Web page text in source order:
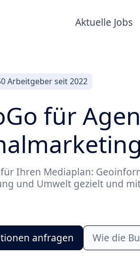
Aktuelle Jobs
Arbeitgeber seit 2022
für
Ihren Mediaplan:
und Umwelt gezielt und
anfragen Wie die